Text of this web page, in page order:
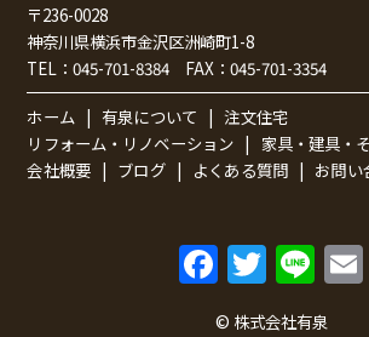
〒236-0028
神奈川県横浜市金沢区洲崎町1-8
TEL：045-701-8384 FAX：045-701-3354
ホーム 有泉について
注文住宅
リフォーム・リノベーション
家具・建具・
会社概要
ブログ よくある質問 お問い
F
a
T
w
Li
n
© 株式会社有泉